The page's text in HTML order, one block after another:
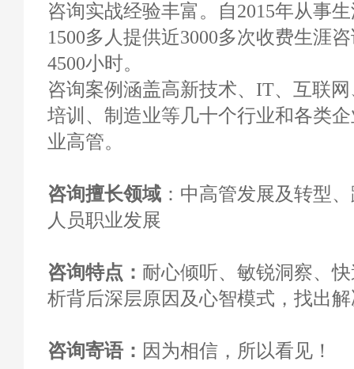
咨询实战经验丰富。自2015年从事
1500多人提供近3000多次收费生涯
4500小时。
咨询案例涵盖高新技术、IT、互联
培训、制造业等几十个行业和各类
业高管。
咨询擅长领域 ：中高管发展及转型
人员职业发展
咨询特点： 耐心倾听、敏锐洞察、
析背后深层原因及心智模式，找出
咨询寄语： 因为相信，所以看见！